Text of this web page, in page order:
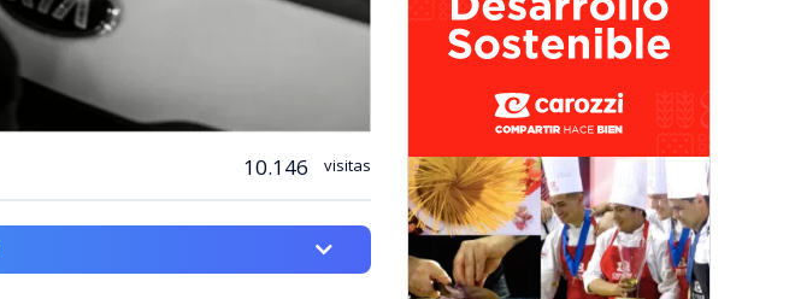
10.146 visitas